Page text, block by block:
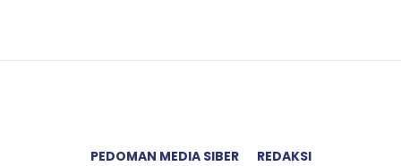
PEDOMAN MEDIA SIBER REDAKSI